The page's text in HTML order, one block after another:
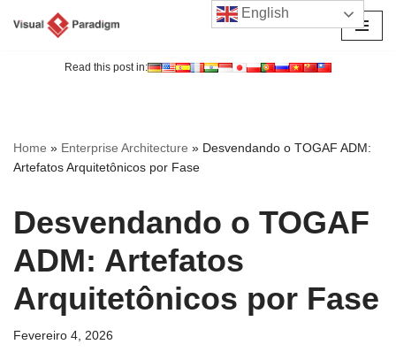
Read this post in:
Home » Enterprise Architecture » Desvendando o TOGAF ADM:
Artefatos Arquitetônicos por Fase
Desvendando o TOGAF
ADM: Artefatos
Arquitetônicos por Fase
Fevereiro 4, 2026
English